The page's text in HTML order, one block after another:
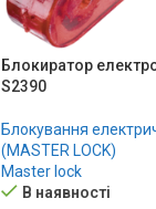
Блокиратор
S2390
Блокування
(MASTER LOCK)
Master lock
В наявності